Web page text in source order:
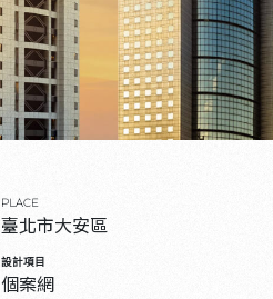
PLACE
臺北市大安區
設計項目
個案網